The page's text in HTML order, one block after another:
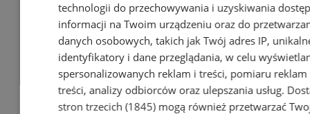
technologii do przechowywania i uzyskiwania
informacji na Twoim urządzeniu oraz do
danych osobowych, takich jak Twój adres IP,
identyfikatory i dane przeglądania, w celu
spersonalizowanych reklam i treści, pomiaru reklam
treści, analizy odbiorców oraz ulepszania usług.
stron trzecich (1845)mogą również przetwarzać